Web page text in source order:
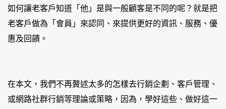
如何讓老客戶知道「他」是與一般顧客是不同的呢？就是把
老客戶做為「會員」來認同、來提供更好的資訊、服務、優
惠及回饋。
在本文，我們不再贅述太多的怎樣去行銷企劃、客戶管理、
或網路社群行銷等理論或策略，因為，學好這些、做好這一